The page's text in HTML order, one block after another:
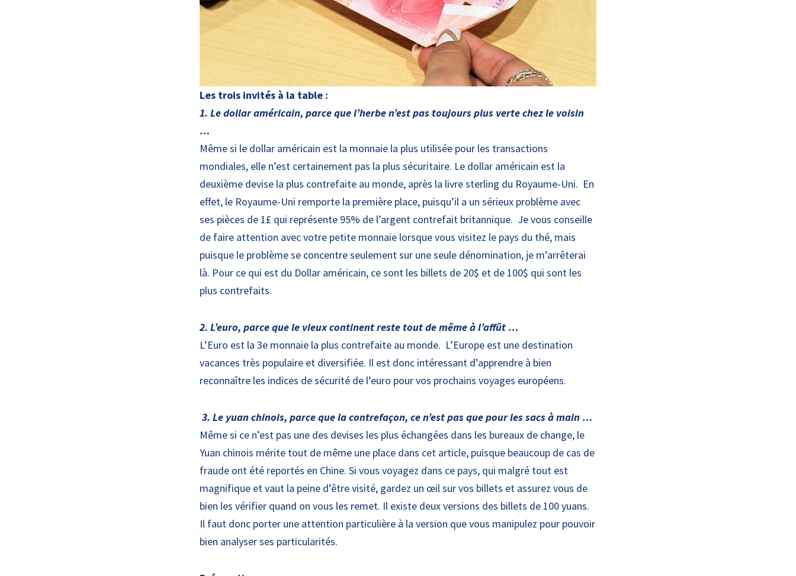
Les trois invités à la table :
1. Le dollar américain, parce que l’herbe n’est pas toujours plus verte chez le voisin
…
Même si le dollar américain est la monnaie la plus utilisée pour les transactions
mondiales, elle n’est certainement pas la plus sécuritaire. Le dollar américain est la
deuxième devise la plus contrefaite au monde, après la livre sterling du Royaume-Uni. En
effet, le Royaume-Uni remporte la première place, puisqu’il a un sérieux problème avec
ses pièces de 1£ qui représente 95% de l’argent contrefait britannique. Je vous conseille
de faire attention avec votre petite monnaie lorsque vous visitez le pays du thé, mais
puisque le problème se concentre seulement sur une seule dénomination, je m’arrêterai
là. Pour ce qui est du Dollar américain, ce sont les billets de 20$ et de 100$ qui sont les
plus contrefaits.
2. L’euro, parce que le vieux continent reste tout de même à l’affût …
L’Euro est la 3e monnaie la plus contrefaite au monde. L’Europe est une destination
vacances très populaire et diversifiée. Il est donc intéressant d’apprendre à bien
reconnaître les indices de sécurité de l’euro pour vos prochains voyages européens.
3. Le yuan chinois, parce que la contrefaçon, ce n’est pas que pour les sacs à main …
Même si ce n’est pas une des devises les plus échangées dans les bureaux de change, le
Yuan chinois mérite tout de même une place dans cet article, puisque beaucoup de cas de
fraude ont été reportés en Chine. Si vous voyagez dans ce pays, qui malgré tout est
magnifique et vaut la peine d’être visité, gardez un œil sur vos billets et assurez vous de
bien les vérifier quand on vous les remet. Il existe deux versions des billets de 100 yuans.
Il faut donc porter une attention particulière à la version que vous manipulez pour pouvoir
bien analyser ses particularités.